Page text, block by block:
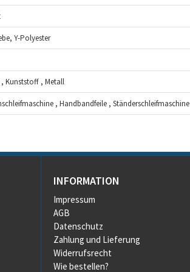
Y-Polyester
Kunststoff , Metall
, Handbandfeile , Ständerschleifmaschine
INFORMATION
Impressum
AGB
Datenschutz
Zahlung und Lieferung
Widerrufsrecht
Wie bestellen?